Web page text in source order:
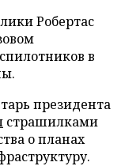
Робертас
в
президента
страшилками
о планах